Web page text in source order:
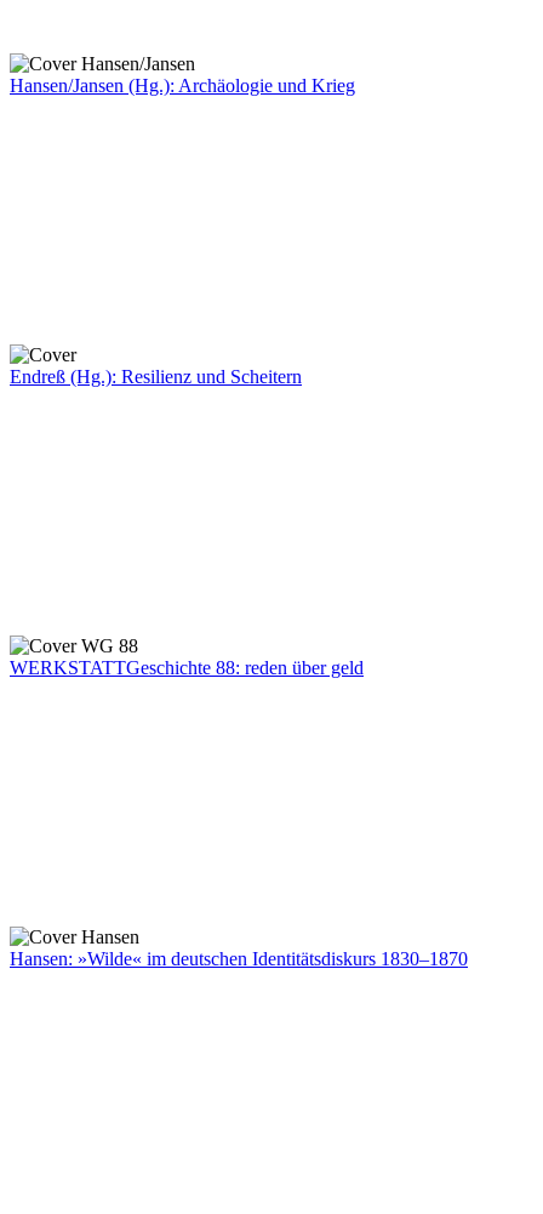
Hansen/Jansen (Hg.): Archäologie und Krieg
Endreß (Hg.): Resilienz und Scheitern
WERKSTATTGeschichte 88: reden über geld
Hansen: »Wilde« im deutschen Identitätsdiskurs 1830–1870